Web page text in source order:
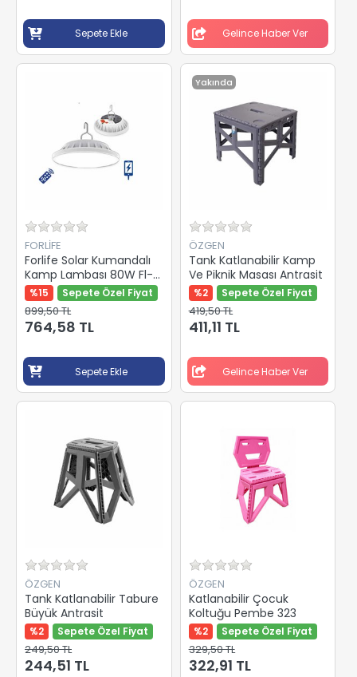
Sepete Ekle Gelince Haber Ver
FORLIFE
Forlife Solar Kumandalı
Kamp Lambası 80W Fl-
3211
%15 Sepete Özel Fiyat
899,50 TL
764,58 TL
Sepete Ekle
Yakında
ÖZGEN
Tank Katlanabilir Kamp
Ve Piknik Masası Antrasit
%2 Sepete Özel Fiyat
419,50 TL
411,11 TL
Gelince Haber Ver
ÖZGEN
Tank Katlanabilir Tabure
Büyük Antrasit
%2 Sepete Özel Fiyat
249,50 TL
244,51 TL
ÖZGEN
Katlanabilir Çocuk
Koltuğu Pembe 323
%2 Sepete Özel Fiyat
329,50 TL
322,91 TL